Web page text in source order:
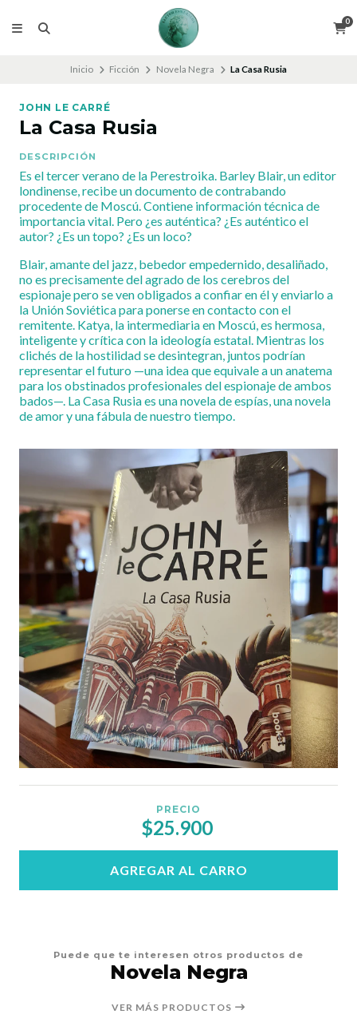
0
Inicio Ficción Novela Negra La Casa Rusia
JOHN LE CARRÉ
La Casa Rusia
DESCRIPCIÓN
Es el tercer verano de la Perestroika. Barley Blair, un editor
londinense, recibe un documento de contrabando
procedente de Moscú. Contiene información técnica de
importancia vital. Pero ¿es auténtica? ¿Es auténtico el
autor? ¿Es un topo? ¿Es un loco?
Blair, amante del jazz, bebedor empedernido, desaliñado,
no es precisamente del agrado de los cerebros del
espionaje pero se ven obligados a confiar en él y enviarlo a
la Unión Soviética para ponerse en contacto con el
remitente. Katya, la intermediaria en Moscú, es hermosa,
inteligente y crítica con la ideología estatal. Mientras los
clichés de la hostilidad se desintegran, juntos podrían
representar el futuro —una idea que equivale a un anatema
para los obstinados profesionales del espionaje de ambos
bados—. La Casa Rusia es una novela de espías, una novela
de amor y una fábula de nuestro tiempo.
PRECIO
$25.900
AGREGAR AL CARRO
Puede que te interesen otros productos de
Novela Negra
VER MÁS PRODUCTOS